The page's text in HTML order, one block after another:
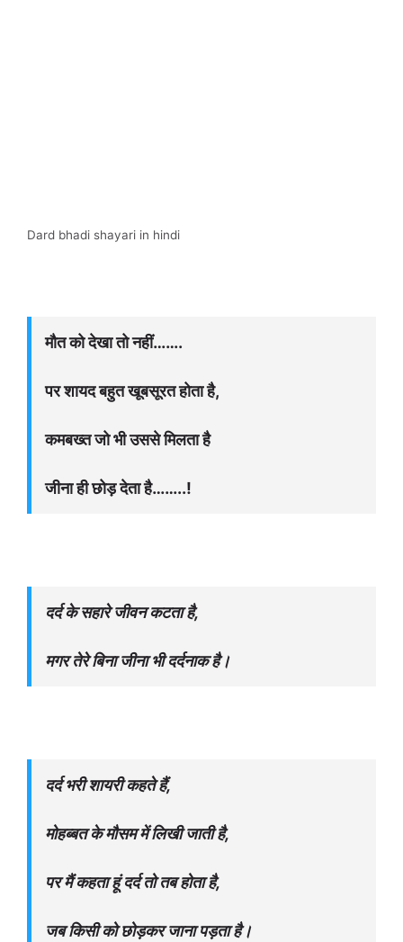
Dard bhadi shayari in hindi
मौत को देखा तो नहीं…….
पर शायद बहुत खूबसूरत होता है,
कमबख्त जो भी उससे मिलता है
जीना ही छोड़ देता है……..!
दर्द के सहारे जीवन कटता है,
मगर तेरे बिना जीना भी दर्दनाक है।
दर्द भरी शायरी कहते हैं,
मोहब्बत के मौसम में लिखी जाती है,
पर मैं कहता हूं दर्द तो तब होता है,
जब किसी को छोड़कर जाना पड़ता है।